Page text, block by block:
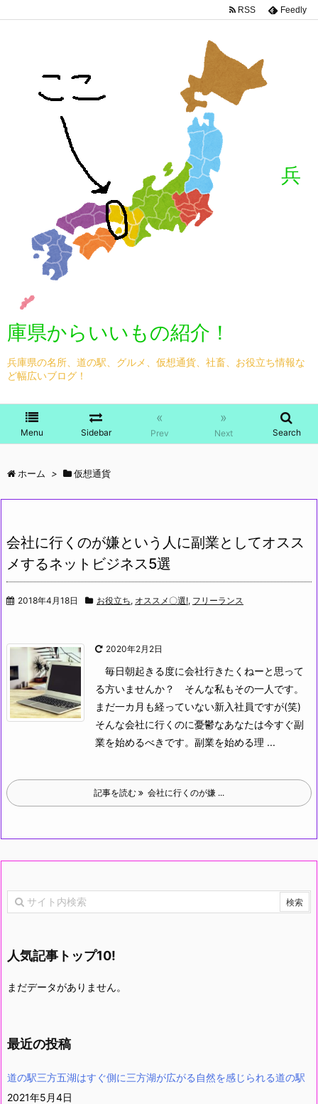
兵
庫県からいいもの紹介！
兵庫県の名所、道の駅、グルメ、仮想通貨、社畜、お役立ち情報な
ど幅広いブログ！
Menu Sidebar
«
Prev
»
Next Search
RSS Feedly
ホーム > 仮想通貨
会社に行くのが嫌という人に副業としてオスス
メするネットビジネス5選
2018年4月18日 お役立ち, オススメ〇選!, フリーランス
2020年2月2日
毎日朝起きる度に会社行きたくねーと思って
る方いませんか？
そんな私もその一人です。
まだ一カ月も経っていない新入社員ですが(笑)
そんな会社に行くのに憂鬱なあなたは今すぐ副
業を始めるべきです。副業を始める理 ...
記事を読む 会社に行くのが嫌 ...
人気記事トップ10!
まだデータがありません。
最近の投稿
道の駅三方五湖はすぐ側に三方湖が広がる自然を感じられる道の駅
2021年5月4日